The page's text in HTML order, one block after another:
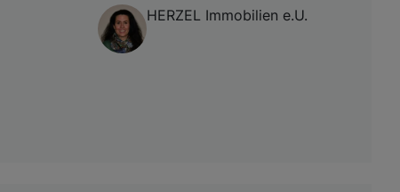
HERZEL Immobilien e.U.